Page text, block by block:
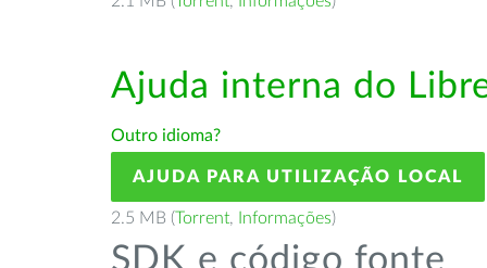
Ajuda interna do
Outro idioma?
AJUDA PARA UTILIZAÇÃO LOCAL
2.5 MB (Torrent, Informações)
SDK e código fonte